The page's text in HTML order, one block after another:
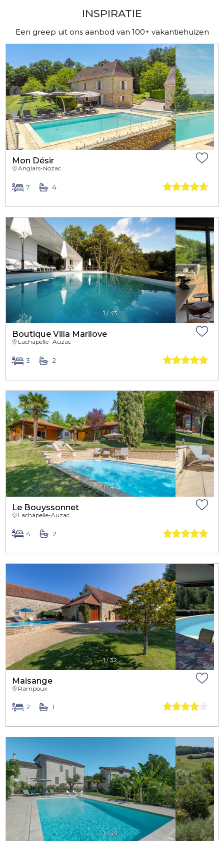
INSPIRATIE
Een greep uit ons aanbod van 100+ vakantiehuizen
1/50
Mon Désir
Anglars-Nozac
7 4
1 /43
Boutique Villa Marilove
Lachapelle- Auzac
3 2
1/47
Le Bouyssonnet
Lachapelle-Auzac
4 2
1/32
Maisange
Rampoux
2 1
1/49